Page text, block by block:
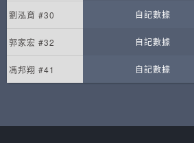
劉泓育 #30 自記數據
郭家宏 #32 自記數據
馮邦翔 #41 自記數據